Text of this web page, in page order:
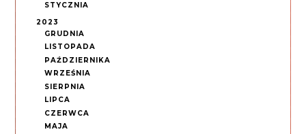
STYCZNIA
2023
GRUDNIA
LISTOPADA
PAŹDZIERNIKA
WRZEŚNIA
SIERPNIA
LIPCA
CZERWCA
MAJA